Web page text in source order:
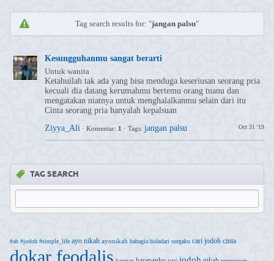
Tag search results for: "jangan palsu"
Kesungguhanmu sangat berarti
Untuk wanita
Ketahuilah tak ada yang bisa menduga keseriusan seorang pria
kecuali dia datang kerumahmu bertemu orang tuanu dan
mengatakan niatnya untuk menghalalkanmu selain dari itu
Cinta seorang pria hanyalah kepalsuan
Ziyya_Ali
Oct 31 '19
· Komentar: 1 · Tags: jangan palsu
TAG SEARCH
#ah #jodoh #simple_life ayo nikah ayonikah bahagia bidadari surgaku cari jodoh cinta
dokar feodalis